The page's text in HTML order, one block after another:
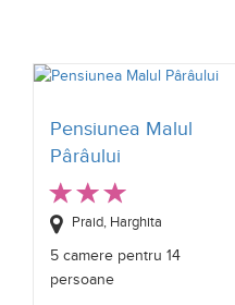
Pensiunea Malul
Pârâului
Praid, Harghita
5 camere pentru 14
persoane